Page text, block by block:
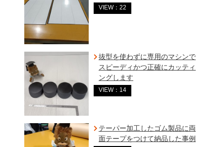
VIEW：22
抜型を使わずに専用のマシンで
スピーディかつ正確にカッティ
ングします
VIEW：14
テーパー加工したゴム製品に両
面テープをつけて納品した事例